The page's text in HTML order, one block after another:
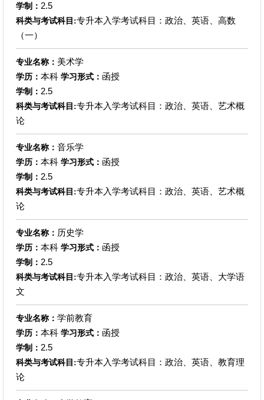
学制： 2.5
科类与考试科目:专升本入学考试科目：政治、英语、高数
（一）
专业名称： 美术学
学历： 本科 学习形式： 函授
学制： 2.5
科类与考试科目:专升本入学考试科目：政治、英语、艺术概
论
专业名称： 音乐学
学历： 本科 学习形式： 函授
学制： 2.5
科类与考试科目:专升本入学考试科目：政治、英语、艺术概
论
专业名称： 历史学
学历： 本科 学习形式： 函授
学制： 2.5
科类与考试科目:专升本入学考试科目：政治、英语、大学语
文
专业名称： 学前教育
学历： 本科 学习形式： 函授
学制： 2.5
科类与考试科目:专升本入学考试科目：政治、英语、教育理
论